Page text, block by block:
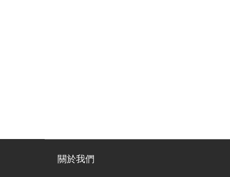
關於我們